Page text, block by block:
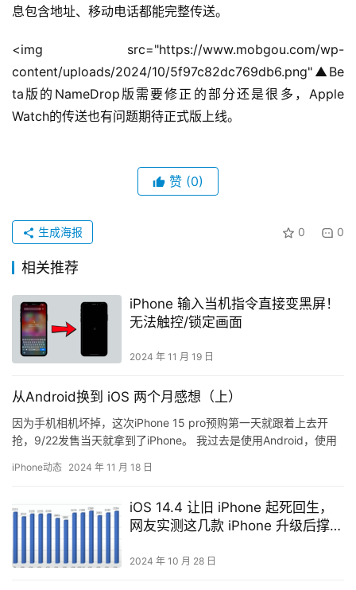
息包含地址、移动电话都能完整传送。
<img src="https://www.mobgou.com/wp-
content/uploads/2024/10/5f97c82dc769db6.png"▲Be
ta版的NameDrop版需要修正的部分还是很多，Apple
Watch的传送也有问题期待正式版上线。
赞 (0)
0 0
生成海报
相关推荐
iPhone 输入当机指令直接变黑屏！
无法触控/锁定画面
2024 年 11 月 19 日
从Android换到 iOS 两个月感想（上）
因为手机相机坏掉，这次iPhone 15 pro预购第一天就跟着上去开
抢，9/22发售当天就拿到了iPhone。 我过去是使用Android，使用
iPhone动态 2024 年 11 月 18 日
iOS 14.4 让旧 iPhone 起死回生，
网友实测这几款 iPhone 升级后撑更
2024 年 10 月 28 日